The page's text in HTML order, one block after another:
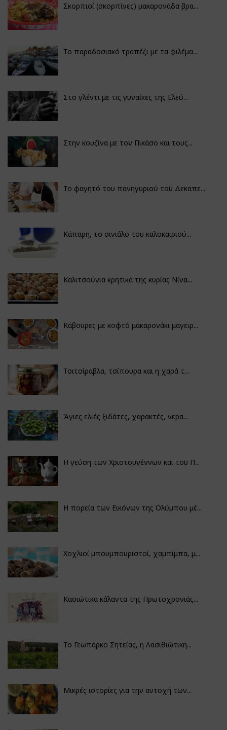
Σκορπιοί (σκορπίνες) μακαρονάδα βρα...
Το παραδοσιακό τραπέζι με τα φιλέμα...
Στο γλέντι με τις γυναίκες της Ελεύ...
Στην κουζίνα με τον Πικάσο και τους...
Το φαγητό του πανηγυριού του Δεκαπε...
Κάπαρη, το σινιάλο του καλοκαιριού...
Καλιτσούνια κρητικά της κυρίας Νίνα...
Κάβουρες με κοφτό μακαρονάκι μαγειρ...
Τσιτσίραβλα, τσίπουρα και η χαρά τ...
Άγιες ελιές ξιδάτες, χαρακτές, νερα...
Η γεύση των Χριστουγέννων και του Π...
Η πορεία των Εικόνων της Ολύμπου μέ...
Χοχλιοί μπουμπουριστοί, χαμπίμπα, μ...
Κασιώτικα κάλαντα της Πρωτοχρονιάς...
Το Γεωπάρκο Σητείας, η Λασιθιώτικη...
Μικρές ιστορίες για την αντοχή των...